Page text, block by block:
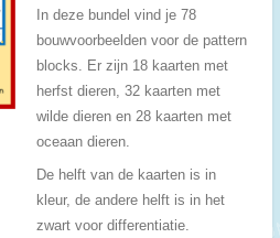
In deze bundel vind je 78
bouwvoorbeelden voor de pattern
blocks. Er zijn 18 kaarten met
herfst dieren, 32 kaarten met
wilde dieren en 28 kaarten met
oceaan dieren.
De helft van de kaarten is in
kleur, de andere helft is in het
zwart voor differentiatie.